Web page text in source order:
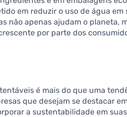
em reduzir o uso de água em
não apenas ajudam o planeta,
por parte dos
é mais do que uma
que desejam se destacar
a sustentabilidade em